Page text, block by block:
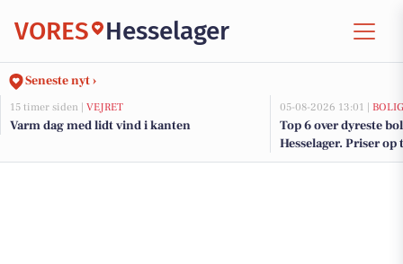
VORES Hesselager
Seneste nyt ›
15 timer siden | VEJRET
Varm dag med lidt vind i kanten
05-08-2026 13:01 |
Top 6 over dyreste
Hesselager. Priser